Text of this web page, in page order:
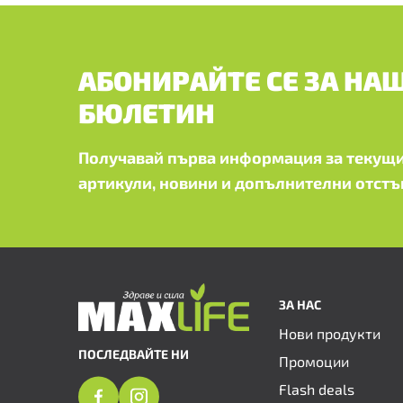
АБОНИРАЙТЕ СЕ ЗА
БЮЛЕТИН
Получавай първа информация за
артикули, новини и допълнителни
ПОСЛЕДВАЙТЕ НИ
ЗА НАС
Нови продукти
Промоции
Flash deals